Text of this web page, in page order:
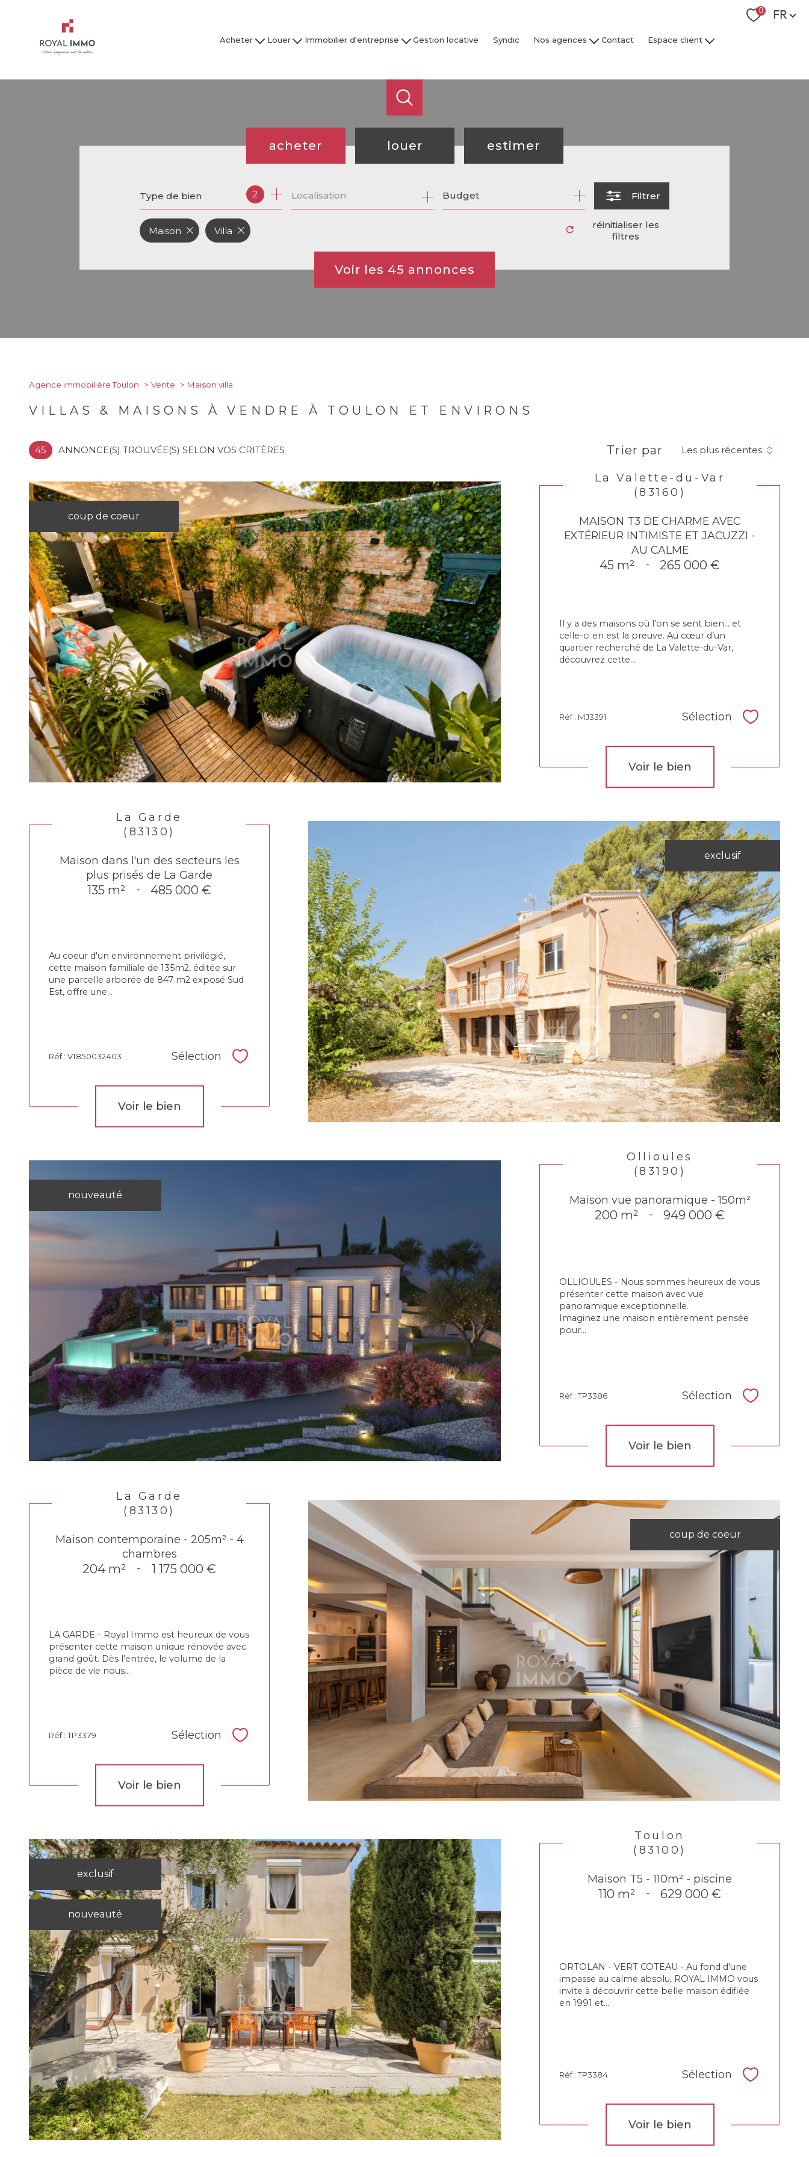
0 FR
Acheter
Appartement
Tous nos biens
Louer
Appartement
Tous nos biens
Immobilier d'entreprise
Louer
Vendre / Faire Gérer
Gestion locative Syndic Nos agences Contact Espace client
Espace Client Gestion Locative
acheter
de l'ancien
de l'immo pro
louer
de l'immo pro
estimer
Type de bien 2 Budget Filtrer
Voir les 45 annonces
Maison Villa
réinitialiser les
filtres
Agence immobilière Toulon Vente Maison villa
VILLAS & MAISONS À VENDRE À TOULON ET ENVIRONS
45 ANNONCE(S) TROUVÉE(S) SELON VOS CRITÈRES Trier par Les plus récentes
coup de coeur
La Valette-du-Var
(83160)
MAISON T3 DE CHARME AVEC
EXTÉRIEUR INTIMISTE ET JACUZZI -
AU CALME
45 m² - 265 000 €
Il y a des maisons où l’on se sent bien… et
celle-ci en est la preuve. Au cœur d’un
quartier recherché de La Valette-du-Var,
découvrez cette...
Réf : MJ3391 Sélection
Voir le bien
exclusif
La Garde
(83130)
Maison dans l'un des secteurs les
plus prisés de La Garde
135 m² - 485 000 €
Au coeur d'un environnement privilégié,
cette maison familiale de 135m2, éditée sur
une parcelle arborée de 847 m2 exposé Sud
Est, offre une...
Réf : V1850032403 Sélection Sélectionner
Voir le bien
nouveauté
Ollioules
(83190)
Maison vue panoramique - 150m²
200 m² - 949 000 €
OLLIOULES - Nous sommes heureux de vous
présenter cette maison avec vue
panoramique exceptionnelle.
Imaginez une maison entièrement pensée
pour...
Réf : TP3386 Sélection
Voir le bien
coup de coeur
La Garde
(83130)
Maison contemporaine - 205m² - 4
chambres
204 m² - 1 175 000 €
LA GARDE - Royal Immo est heureux de vous
présenter cette maison unique rénovée avec
grand goût. Dès l'entrée, le volume de la
pièce de vie nous...
Réf : TP3379 Sélection Sélectionner
Voir le bien
exclusif
nouveauté
Toulon
(83100)
Maison T5 - 110m² - piscine
110 m² - 629 000 €
ORTOLAN - VERT COTEAU - Au fond d'une
impasse au calme absolu, ROYAL IMMO vous
invite à découvrir cette belle maison édifiée
en 1991 et...
Réf : TP3384 Sélection
Voir le bien